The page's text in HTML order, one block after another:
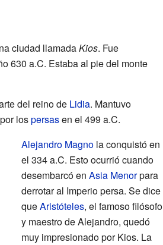
ciudad llamadaKios. Fue
630 a.C. Estaba al pie del monte
del reino de Lidia. Mantuvo
lospersasen el 499 a.C.
Alejandro Magnola conquistó en
el 334 a.C. Esto ocurrió cuando
desembarcó en Asia Menorpara
derrotar al Imperio persa. Se dice
queAristóteles, el famoso filósofo
y maestro de Alejandro, quedó
muy impresionado por Kios. La